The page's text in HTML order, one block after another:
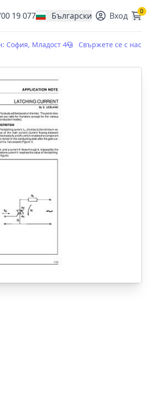
19 077 Български
, change currency Вход 0
София, Младост 4 Свържете се с нас